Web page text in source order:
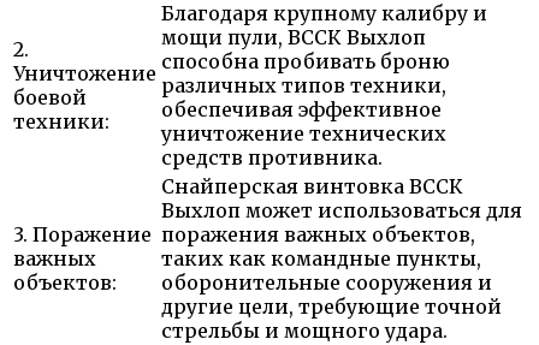
2.
Уничтожение
боевой
техники:
Благодаря крупному калибру и
мощи пули, ВССК Выхлоп
способна пробивать броню
различных типов техники,
обеспечивая эффективное
уничтожение технических
средств противника.
3. Поражение
важных
объектов:
Снайперская винтовка ВССК
Выхлоп может использоваться для
поражения важных объектов,
таких как командные пункты,
оборонительные сооружения и
другие цели, требующие точной
стрельбы и мощного удара.